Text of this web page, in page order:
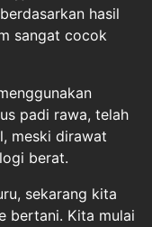
hasil
sangat cocok
padi rawa, telah
meski dirawat
berat.
sekarang kita
bertani. Kita mulai